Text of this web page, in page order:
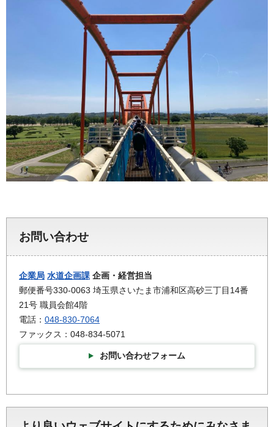
お問い合わせ
企業局 水道企画課 企画・経営担当
郵便番号330-0063 埼玉県さいたま市浦和区高砂三丁目14番
21号 職員会館4階
電話： 048-830-7064
ファックス：048-834-5071
お問い合わせフォーム